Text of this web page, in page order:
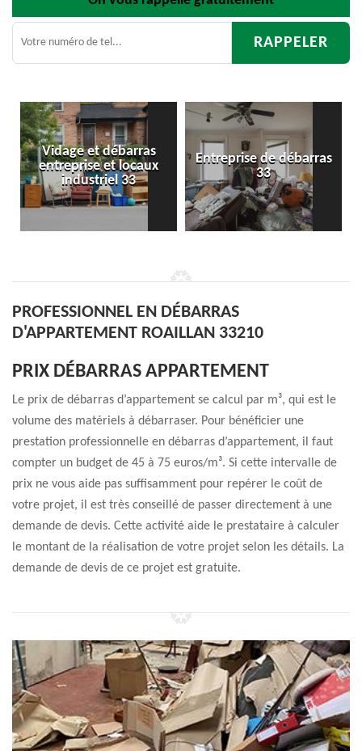
Entreprise de débarras
33
Débarras
d'appartement 33
PROFESSIONNEL EN DÉBARRAS
D'APPARTEMENT ROAILLAN 33210
PRIX DÉBARRAS APPARTEMENT
Le prix de débarras d’appartement se calcul par m³, qui est le
volume des matériels à débarraser. Pour bénéficier une
prestation professionnelle en débarras d’appartement, il faut
compter un budget de 45 à 75 euros/m³. Si cette intervalle de
prix ne vous aide pas suffisamment pour repérer le coût de
votre projet, il est très conseillé de passer directement à une
demande de devis. Cette activité aide le prestataire à calculer
le montant de la réalisation de votre projet selon les détails. La
demande de devis de ce projet est gratuite.